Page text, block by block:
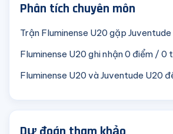
Phân tích chuyên môn
Trận Fluminense U20 gặp
Fluminense U20 ghi nhận 0 điểm /
Fluminense U20 và Juventude U20